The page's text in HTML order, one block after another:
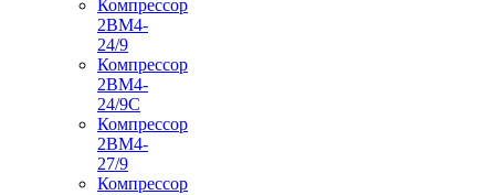
Компрессор
2ВМ4-
24/9
Компрессор
2ВМ4-
24/9С
Компрессор
2ВМ4-
27/9
Компрессор